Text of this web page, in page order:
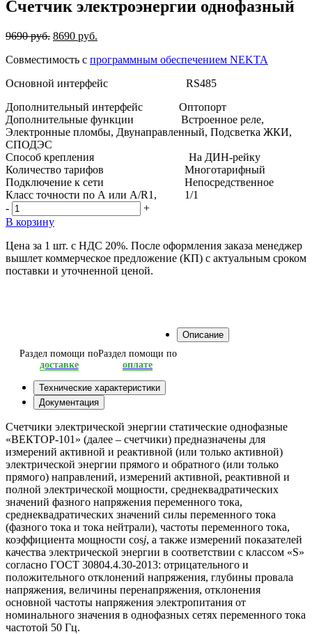
Счетчик электроэнергии однофазный
9690руб. 8690 руб.
Совместимость с программным обеспечением NEKTA
Основной интерфейс RS485
Дополнительный интерфейс Оптопорт
Дополнительные функции Встроенное реле,
Электронные пломбы, Двунаправленный, Подсветка ЖКИ,
СПОДЭС
Способ крепления На ДИН-рейку
Количество тарифов Многотарифный
Подключение к сети Непосредственное
Класс точности по А или A/R1, 1/1
-
+
В корзину
Цена за 1 шт. с НДС 20%. После оформления заказа менеджер
вышлет коммерческое предложение (КП) с актуальным сроком
поставки и уточненной ценой.
Раздел помощи по
доставке
Раздел помощи по
оплате
Описание
Технические характеристики
Документация
Счетчики электрической энергии статические однофазные
«ВЕКТОР-101» (далее – счетчики) предназначены для
измерений активной и реактивной (или только активной)
электрической энергии прямого и обратного (или только
прямого) направлений, измерений активной, реактивной и
полной электрической мощности, среднеквадратических
значений фазного напряжения переменного тока,
среднеквадратических значений силы переменного тока
(фазного тока и тока нейтрали), частоты переменного тока,
коэффициента мощности cosj, а также измерений показателей
качества электрической энергии в соответствии с классом «S»
согласно ГОСТ 30804.4.30-2013: отрицательного и
положительного отклонений напряжения, глубины провала
напряжения, величины перенапряжения, отклонения
основной частоты напряжения электропитания от
номинального значения в однофазных сетях переменного тока
частотой 50 Гц.